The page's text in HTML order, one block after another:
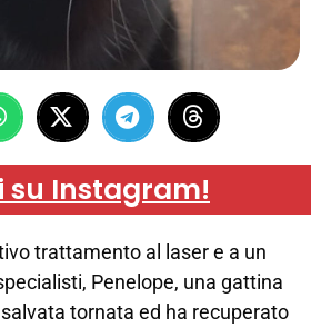
su Instagram!
trattamento al laser e a un
Penelope, una gattina
tornata ed ha recuperato